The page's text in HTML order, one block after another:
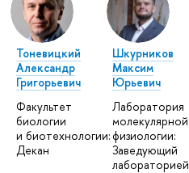
Тоневицкий
Александр
Григорьевич
Факультет
биологии
и биотехнологии:
Декан
Шкурников
Максим
Юрьевич
Лаборатория
молекулярной
физиологии:
Заведующий
лабораторией